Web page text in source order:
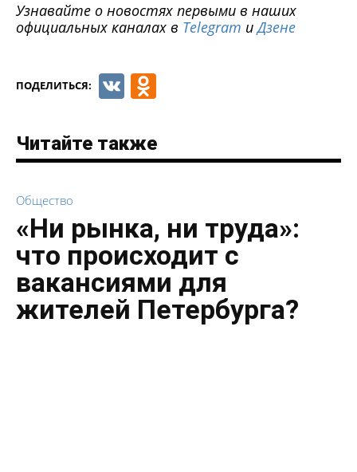
Узнавайте о новостях первыми в наших
официальных каналах в Telegram иДзене
ПОДЕЛИТЬСЯ: VK
Читайте также
Общество
«Ни рынка, ни труда»:
что происходит с
вакансиями для
жителей Петербурга?